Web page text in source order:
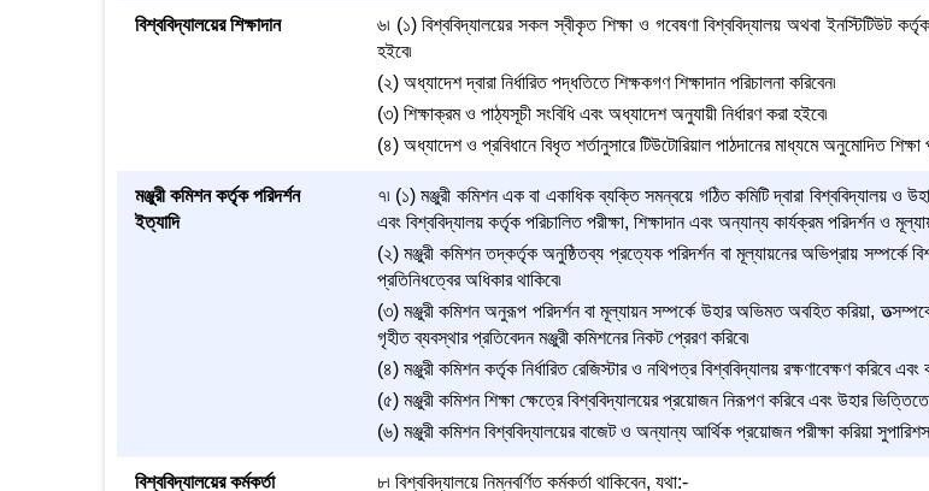
বিশ্ববিদ্যালয়ের শিক্ষাদান
৬৷ (১) বিশ্ববিদ্যালয়ের সকল স্বীকৃত শিক্ষা ও গবেষণা বিশ্ববিদ্যালয় অথবা ইনস্টিটিউট
হইবে৷
(২) অধ্যাদেশ দ্বারা নির্ধারিত পদ্ধতিতে শিক্ষকগণ শিক্ষাদান পরিচালনা করিবেন৷
(৩) শিক্ষাক্রম ও পাঠ্যসূচী সংবিধি এবং অধ্যাদেশ অনুযায়ী নির্ধারণ করা হইবে৷
(৪) অধ্যাদেশ ও প্রবিধানে বিধৃত শর্তানুসারে টিউটোরিয়াল পাঠদানের মাধ্যমে অনুমোদিত শিক্ষা
মঞ্জুরী কমিশন কর্তৃক পরিদর্শন
ইত্যাদি
৭৷ (১) মঞ্জুরী কমিশন এক বা একাধিক ব্যক্তি সমন্বয়ে গঠিত কমিটি দ্বারা বিশ্ববিদ্যালয় ও
এবং বিশ্ববিদ্যালয় কর্তৃক পরিচালিত পরীক্ষা, শিক্ষাদান এবং অন্যান্য কার্যক্রম পরিদর্শন ও
(২) মঞ্জুরী কমিশন তদ্‌কর্তৃক অনুষ্ঠিতব্য প্রত্যেক পরিদর্শন বা মূল্যায়নের অভিপ্রায় সম্পর্কে
প্রতিনিধত্বের অধিকার থাকিবে৷
(৩) মঞ্জুরী কমিশন অনুরূপ পরিদর্শন বা মূল্যায়ন সম্পর্কে উহার অভিমত অবহিত করিয়া,
গৃহীত ব্যবস্থার প্রতিবেদন মঞ্জুরী কমিশনের নিকট প্রেরণ করিবে৷
(৪) মঞ্জুরী কমিশন কর্তৃক নির্ধারিত রেজিস্টার ও নথিপত্র বিশ্ববিদ্যালয় রক্ষণাবেক্ষণ করিবে
(৫) মঞ্জুরী কমিশন শিক্ষা ক্ষেত্রে বিশ্ববিদ্যালয়ের প্রয়োজন নিরূপণ করিবে এবং উহার
(৬) মঞ্জুরী কমিশন বিশ্ববিদ্যালয়ের বাজেট ও অন্যান্য আর্থিক প্রয়োজন পরীক্ষা করিয়া
বিশ্ববিদ্যালয়ের কর্মকর্তা
৮৷ বিশ্ববিদ্যালয়ে নিম্নবর্ণিত কর্মকর্তা থাকিবেন, যথা:-